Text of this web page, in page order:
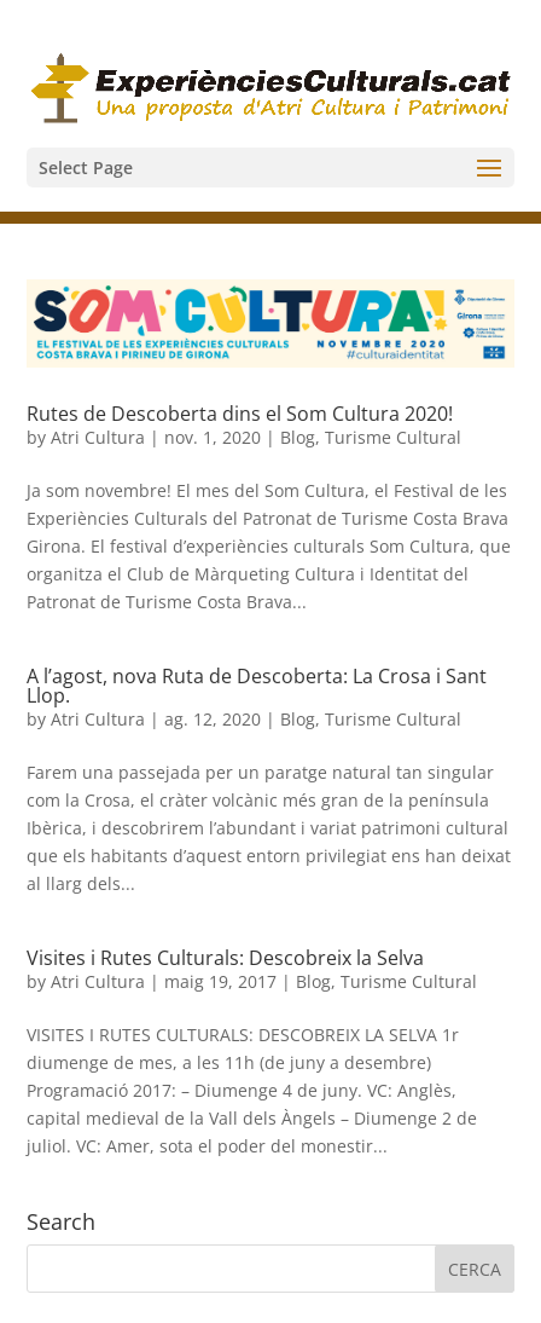
Select Page
Rutes de Descoberta dins el Som Cultura 2020!
byAtri Cultura | nov. 1, 2020 | Blog,Turisme Cultural
Ja som novembre! El mes del Som Cultura, el Festival de les
Experiències Culturals del Patronat de Turisme Costa Brava
Girona. El festival d’experiències culturals Som Cultura, que
organitza el Club de Màrqueting Cultura i Identitat del
Patronat de Turisme Costa Brava...
A l’agost, nova Ruta de Descoberta: La Crosa i Sant
Llop.
byAtri Cultura |ag. 12, 2020 | Blog,Turisme Cultural
Farem una passejada per un paratge natural tan singular
com la Crosa, el cràter volcànic més gran de la península
Ibèrica, i descobrirem l’abundant i variat patrimoni cultural
que els habitants d’aquest entorn privilegiat ens han deixat
al llarg dels...
Visites i Rutes Culturals: Descobreix la Selva
byAtri Cultura | maig 19, 2017 | Blog,Turisme Cultural
VISITES I RUTES CULTURALS: DESCOBREIX LA SELVA 1r
diumenge de mes, a les 11h (de juny a desembre)
Programació 2017: – Diumenge 4 de juny. VC: Anglès,
capital medieval de la Vall dels Àngels – Diumenge 2 de
juliol. VC: Amer, sota el poder del monestir...
Search